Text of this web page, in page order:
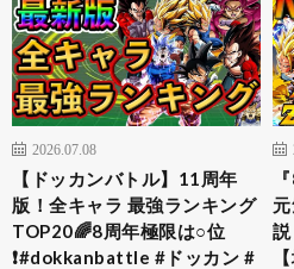
2026.07.08
【ドッカンバトル】11周年
版！全キャラ 最強ランキング
TOP20🌈8周年極限は○位
❗️#dokkanbattle #ドッカン #
説